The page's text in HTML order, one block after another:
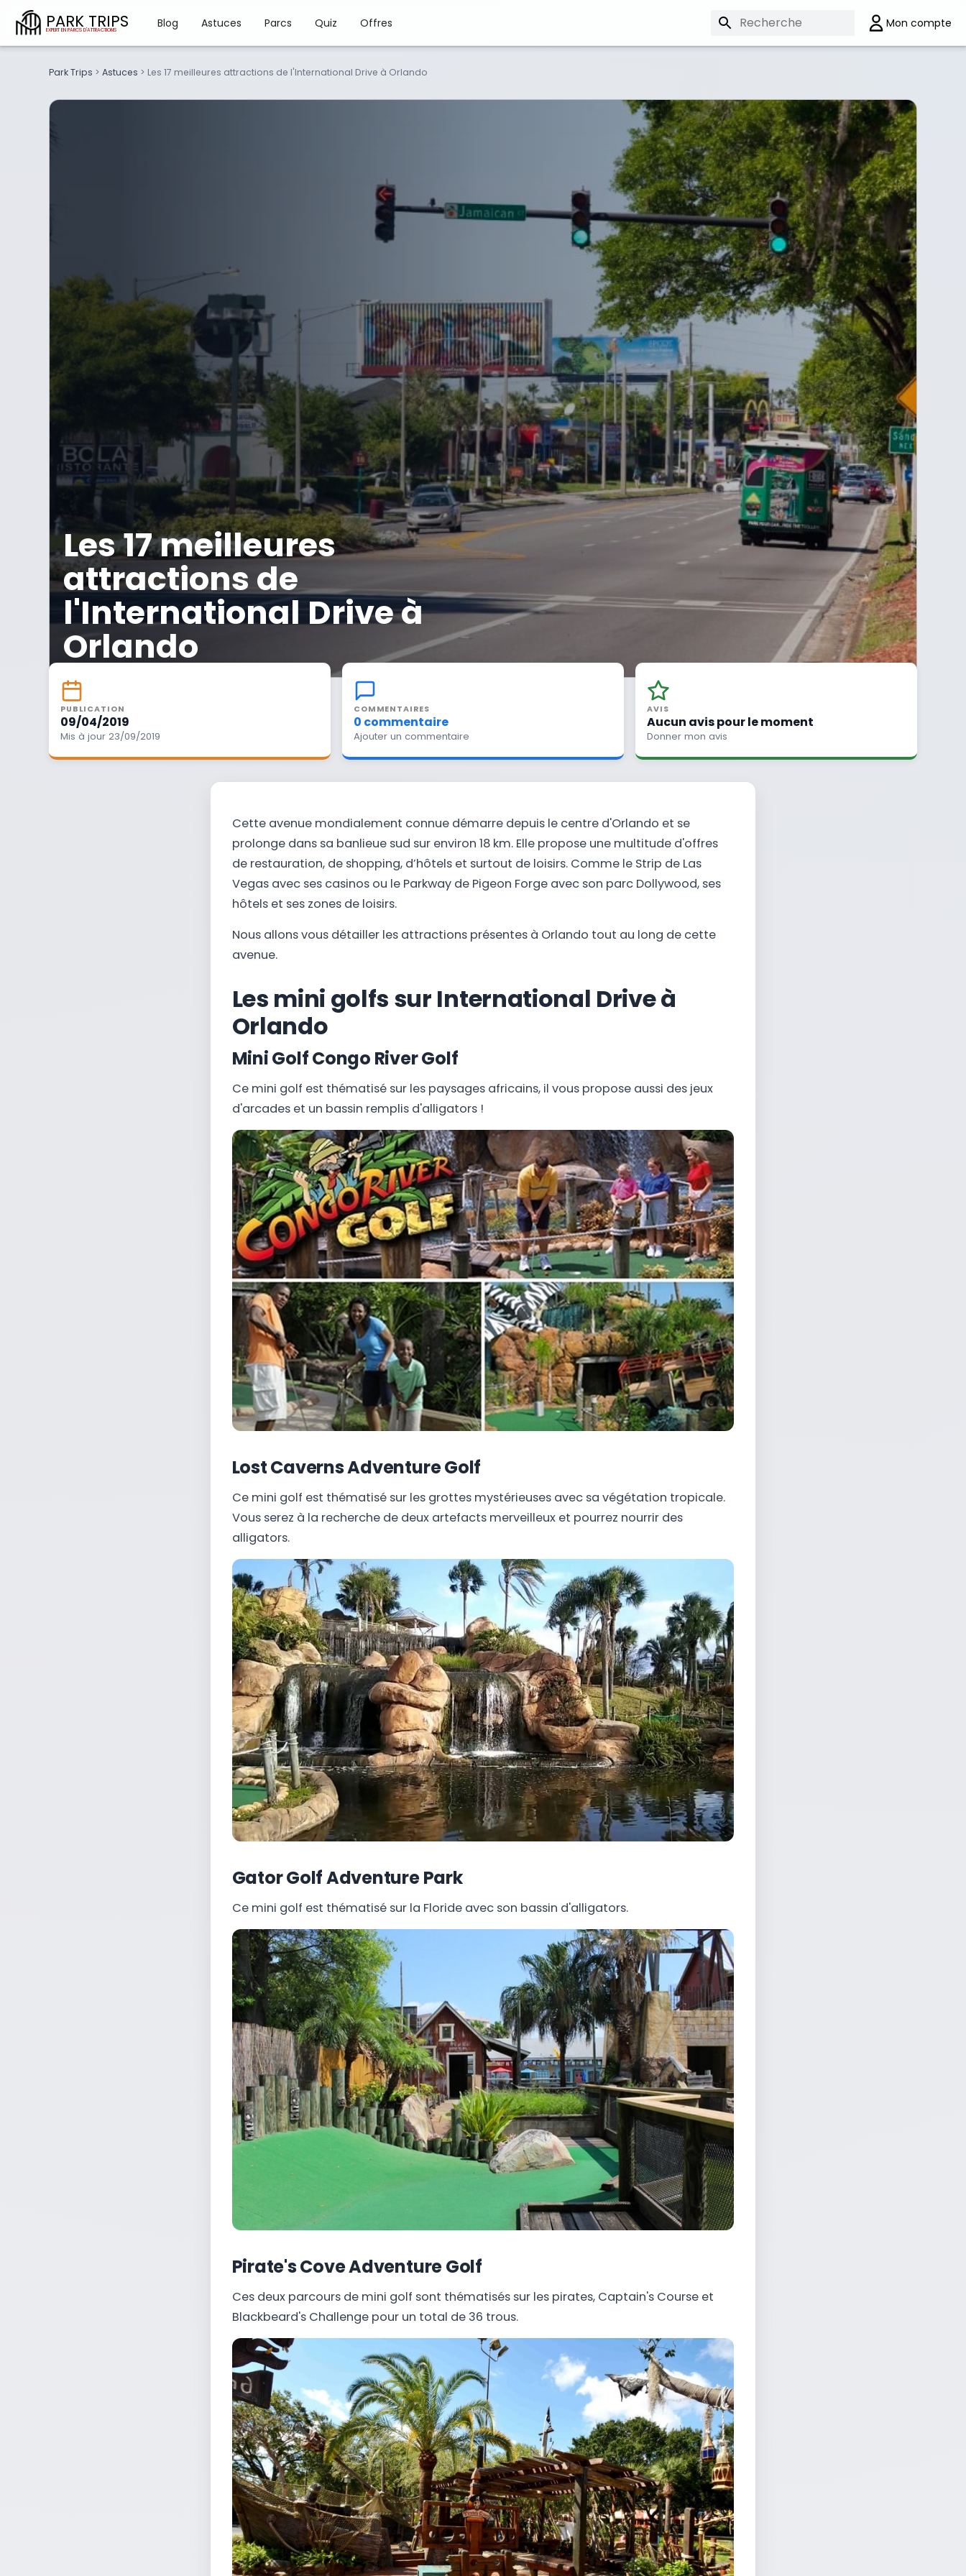
PARK TRIPS Blog Astuces Parcs Quiz Offres
Park Trips > Astuces > Les 17 meilleures attractions de l'International Drive à Orlando
Les 17 meilleures
attractions de
l'International Drive à
Orlando
PUBLICATION
09/04/2019
Mis à jour 23/09/2019
COMMENTAIRES
0 commentaire
Ajouter un commentaire
AVIS
Aucun avis pour le moment
Donner mon avis
Cette avenue mondialement connue démarre depuis le centre d'Orlando et se
prolonge dans sa banlieue sud sur environ 18 km. Elle propose une multitude d'offres
de restauration, de shopping, d’hôtels et surtout de loisirs. Comme le Strip de Las
Vegas avec ses casinos ou le Parkway de Pigeon Forge avec son parc Dollywood, ses
hôtels et ses zones de loisirs.
Nous allons vous détailler les attractions présentes à Orlando tout au long de cette
avenue.
Les mini golfs sur International Drive à
Orlando
Mini Golf Congo River Golf
Ce mini golf est thématisé sur les paysages africains, il vous propose aussi des jeux
d'arcades et un bassin remplis d'alligators !
Lost Caverns Adventure Golf
Ce mini golf est thématisé sur les grottes mystérieuses avec sa végétation tropicale.
Vous serez à la recherche de deux artefacts merveilleux et pourrez nourrir des
alligators.
Gator Golf Adventure Park
Ce mini golf est thématisé sur la Floride avec son bassin d'alligators.
Pirate's Cove Adventure Golf
Ces deux parcours de mini golf sont thématisés sur les pirates, Captain's Course et
Blackbeard's Challenge pour un total de 36 trous.